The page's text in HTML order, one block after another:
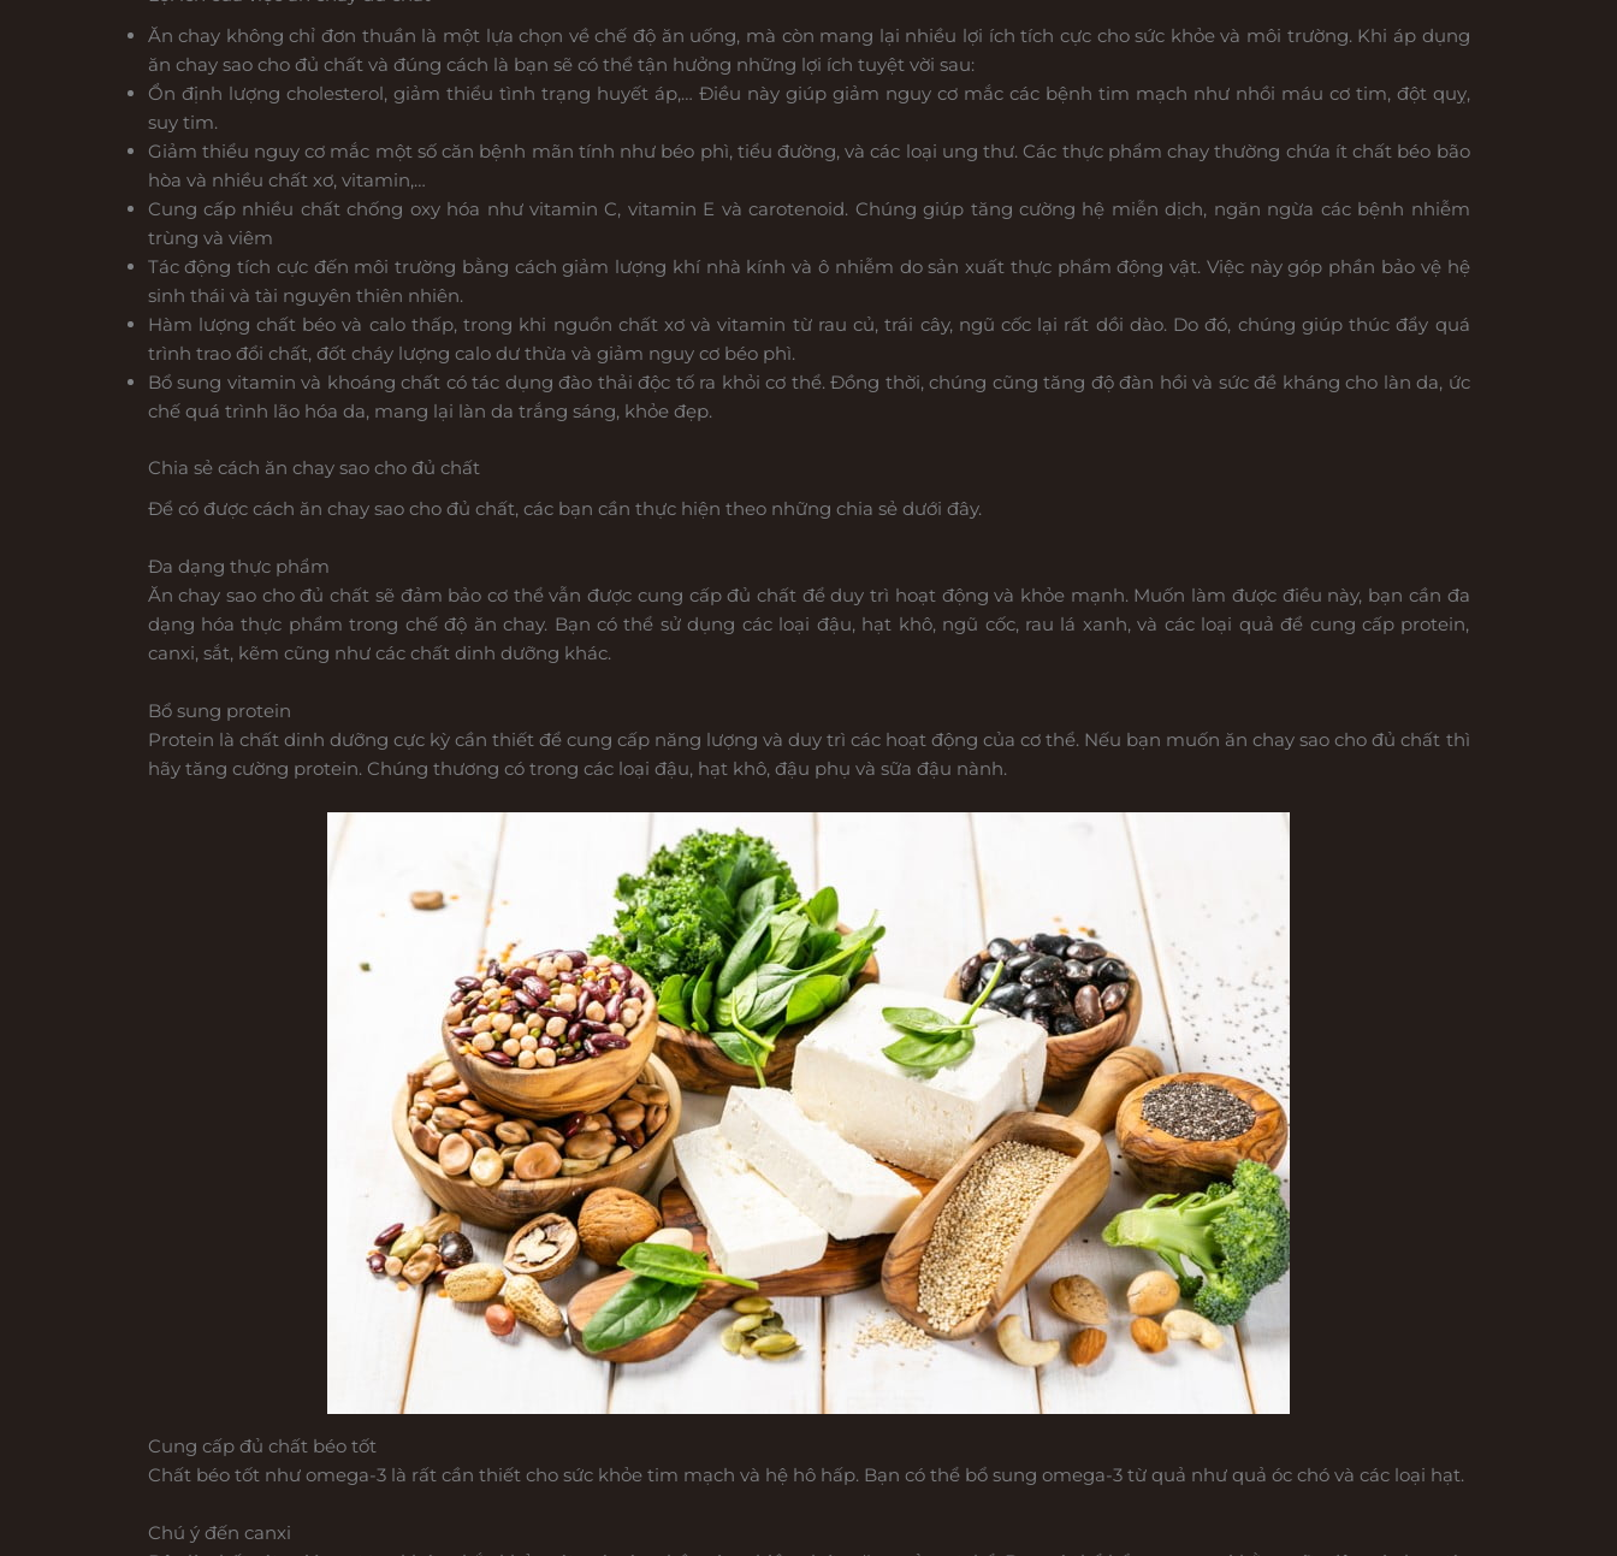
Ăn chay không chỉ đơn thuần là một lựa chọn về chế độ ăn uống, mà còn mang lại nhiều lợi ích tích cực cho sức khỏe và môi trường. Khi áp dụng
ăn chay sao cho đủ chất và đúng cách là bạn sẽ có thể tận hưởng những lợi ích tuyệt vời sau:
Ổn định lượng cholesterol, giảm thiểu tình trạng huyết áp,… Điều này giúp giảm nguy cơ mắc các bệnh tim mạch như nhồi máu cơ tim, đột quỵ,
suy tim.
Giảm thiểu nguy cơ mắc một số căn bệnh mãn tính như béo phì, tiểu đường, và các loại ung thư. Các thực phẩm chay thường chứa ít chất béo bão
hòa và nhiều chất xơ, vitamin,…
Cung cấp nhiều chất chống oxy hóa như vitamin C, vitamin E và carotenoid. Chúng giúp tăng cường hệ miễn dịch, ngăn ngừa các bệnh nhiễm
trùng và viêm
Tác động tích cực đến môi trường bằng cách giảm lượng khí nhà kính và ô nhiễm do sản xuất thực phẩm động vật. Việc này góp phần bảo vệ hệ
sinh thái và tài nguyên thiên nhiên.
Hàm lượng chất béo và calo thấp, trong khi nguồn chất xơ và vitamin từ rau củ, trái cây, ngũ cốc lại rất dồi dào. Do đó, chúng giúp thúc đẩy quá
trình trao đổi chất, đốt cháy lượng calo dư thừa và giảm nguy cơ béo phì.
Bổ sung vitamin và khoáng chất có tác dụng đào thải độc tố ra khỏi cơ thể. Đồng thời, chúng cũng tăng độ đàn hồi và sức đề kháng cho làn da, ức
chế quá trình lão hóa da, mang lại làn da trắng sáng, khỏe đẹp.
Chia sẻ cách ăn chay sao cho đủ chất
Để có được cách ăn chay sao cho đủ chất, các bạn cần thực hiện theo những chia sẻ dưới đây.
Đa dạng thực phẩm
Ăn chay sao cho đủ chất sẽ đảm bảo cơ thể vẫn được cung cấp đủ chất để duy trì hoạt động và khỏe mạnh. Muốn làm được điều này, bạn cần đa
dạng hóa thực phẩm trong chế độ ăn chay. Bạn có thể sử dụng các loại đậu, hạt khô, ngũ cốc, rau lá xanh, và các loại quả để cung cấp protein,
canxi, sắt, kẽm cũng như các chất dinh dưỡng khác.
Bổ sung protein
Protein là chất dinh dưỡng cực kỳ cần thiết để cung cấp năng lượng và duy trì các hoạt động của cơ thể. Nếu bạn muốn ăn chay sao cho đủ chất thì
hãy tăng cường protein. Chúng thương có trong các loại đậu, hạt khô, đậu phụ và sữa đậu nành.
Cung cấp đủ chất béo tốt
Chất béo tốt như omega-3 là rất cần thiết cho sức khỏe tim mạch và hệ hô hấp. Bạn có thể bổ sung omega-3 từ quả như quả óc chó và các loại hạt.
Chú ý đến canxi